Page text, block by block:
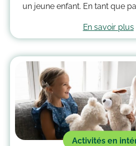
un jeune enfant. En tant que
plus d’un tour dans
accompagner. Voici
vous guider dans la gestion
En savoir plus
Activités en